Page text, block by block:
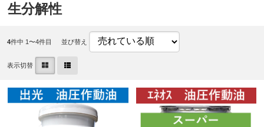
生分解性
4件中 1〜4件目 並び替え
表示切替